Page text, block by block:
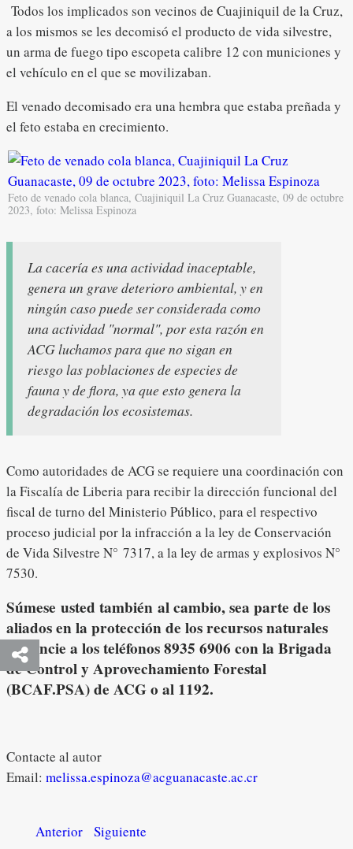
Todos los implicados son vecinos de Cuajiniquil de la Cruz,
a los mismos se les decomisó el producto de vida silvestre,
un arma de fuego tipo escopeta calibre 12 con municiones y
el vehículo en el que se movilizaban.
El venado decomisado era una hembra que estaba preñada y
el feto estaba en crecimiento.
Feto de venado cola blanca, Cuajiniquil La Cruz Guanacaste, 09 de octubre
2023, foto: Melissa Espinoza
La cacería es una actividad inaceptable,
genera un grave deterioro ambiental, y en
ningún caso puede ser considerada como
una actividad "normal", por esta razón en
ACG luchamos para que no sigan en
riesgo las poblaciones de especies de
fauna y de flora, ya que esto genera la
degradación los ecosistemas.
Como autoridades de ACG se requiere una coordinación con
la Fiscalía de Liberia para recibir la dirección funcional del
fiscal de turno del Ministerio Público, para el respectivo
proceso judicial por la infracción a la ley de Conservación
de Vida Silvestre N° 7317, a la ley de armas y explosivos N°
7530.
Súmese usted también al cambio, sea parte de los
aliados en la protección de los recursos naturales
denuncie a los teléfonos 8935 6906 con la Brigada
de Control y Aprovechamiento Forestal
(BCAF.PSA) de ACG o al 1192.
Contacte al autor
Email: melissa.espinoza@acguanacaste.ac.cr
Anterior Siguiente